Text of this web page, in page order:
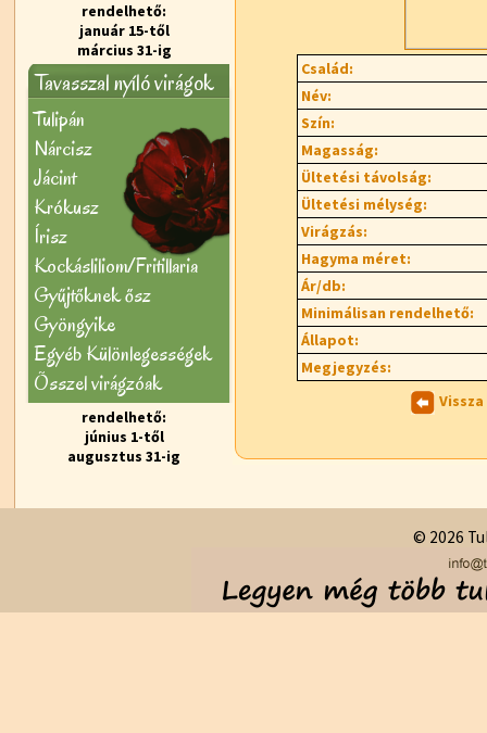
rendelhető:
január 15-től
március 31-ig
Tavasszal nyíló virágok
Tulipán
Nárcisz
Jácint
Krókusz
Írisz
Kockásliliom/Fritillaria
Gyűjtőknek ősz
Gyöngyike
Egyéb Különlegességek
Õsszel virágzóak
rendelhető:
június 1-től
augusztus 31-ig
Család:
Név:
Szín:
Magasság:
Ültetési távolság:
Ültetési mélység:
Virágzás:
Hagyma méret:
Ár/db:
Minimálisan rendelhető:
Állapot:
Megjegyzés:
© 2026